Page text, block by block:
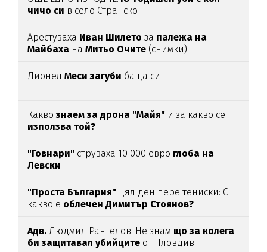
чичо си в село Странско
Арестуваха Иван Шилетоза палежа на
Майбаха наМитьо Очите (снимки)
Лионел Меси загуби баща си
Каквознаем за дрона "Майя" и за какво се
използва той?
"Говнари" струваха 10 000 евро глоба на
Левски
"Проста България" цял ден пере тениски: С
какво е облечен Димитър Стоянов?
Адв. Людмил Рангелов: Не знам що за колега
би защитавал убийците от Пловдив